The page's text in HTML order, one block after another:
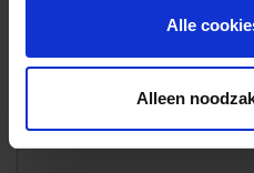
Alle
Alleen